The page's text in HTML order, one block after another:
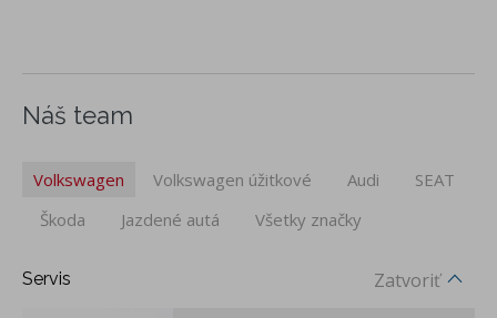
Náš team
Volkswagen Volkswagen úžitkové Audi
SEAT
Škoda
Jazdené autá Všetky značky
Zatvoriť
Servis